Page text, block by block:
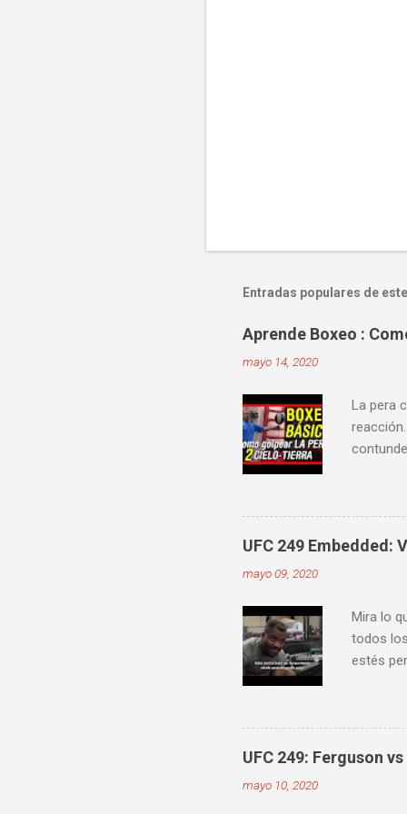
Entradas populares de
Aprende Boxeo :
mayo 14, 2020
La pera
videos
ver
UFC 249 Embedded:
mayo 09, 2020
Mira lo
todos
estés
UFC 249: Ferguson
mayo 10, 2020